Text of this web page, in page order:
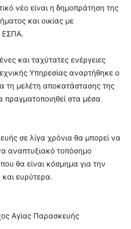
νέο είναι η δημοπράτηση της
και οικίας με
ΕΣΠΑ.
και ταχύτατες ενέργειες
Υπηρεσίας αναρτήθηκε ο
τη μελέτη αποκατάστασης της
πραγματοποιηθεί στα μέσα
σε λίγα χρόνια θα μπορεί να
αναπτυξιακό τοπόσημο
θα είναι κόσμημα για την
ευρύτερα.
Αγίας Παρασκευής